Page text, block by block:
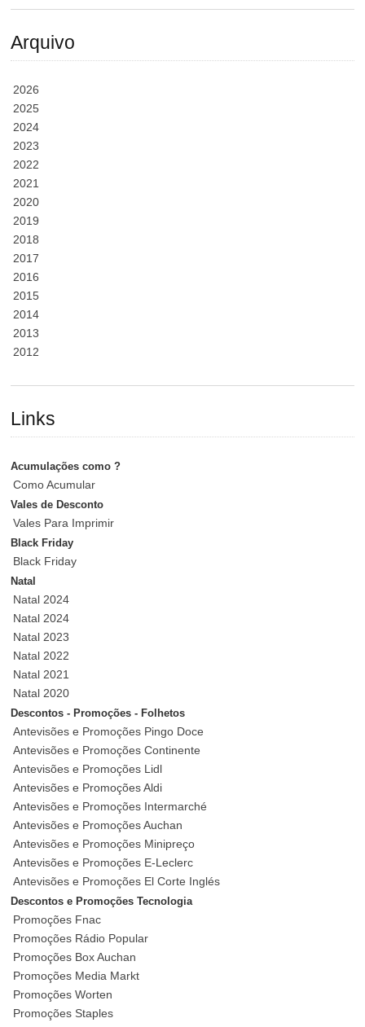
Arquivo
2026
2025
2024
2023
2022
2021
2020
2019
2018
2017
2016
2015
2014
2013
2012
Links
Acumulações como ?
Como Acumular
Vales de Desconto
Vales Para Imprimir
Black Friday
Black Friday
Natal
Natal 2024
Natal 2024
Natal 2023
Natal 2022
Natal 2021
Natal 2020
Descontos - Promoções - Folhetos
Antevisões e Promoções Pingo Doce
Antevisões e Promoções Continente
Antevisões e Promoções Lidl
Antevisões e Promoções Aldi
Antevisões e Promoções Intermarché
Antevisões e Promoções Auchan
Antevisões e Promoções Minipreço
Antevisões e Promoções E-Leclerc
Antevisões e Promoções El Corte Inglés
Descontos e Promoções Tecnologia
Promoções Fnac
Promoções Rádio Popular
Promoções Box Auchan
Promoções Media Markt
Promoções Worten
Promoções Staples